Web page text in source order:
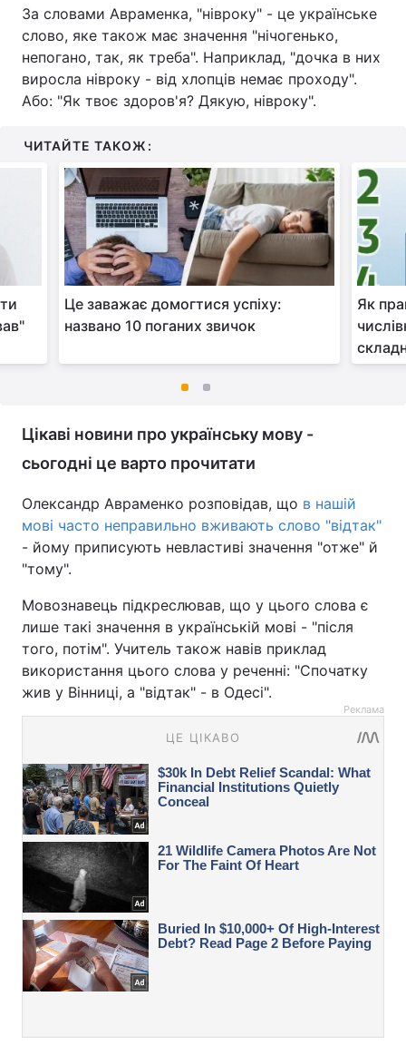
За словами Авраменка, "нівроку" - це українське
слово, яке також має значення "нічогенько,
непогано, так, як треба". Наприклад, "дочка в них
виросла нівроку - від хлопців немає проходу".
Або: "Як твоє здоров'я? Дякую, нівроку".
ЧИТАЙТЕ ТАКОЖ:
Це заважає домогтися успіху:
названо 10 поганих звичок
Як
Цікаві новини про українську мову -
сьогодні це варто прочитати
Олександр Авраменко розповідав, що в нашій
мові часто неправильно вживають слово "відтак"
- йому приписують невластиві значення "отже" й
"тому".
Мовознавець підкреслював, що у цього слова є
лише такі значення в українській мові - "після
того, потім". Учитель також навів приклад
використання цього слова у реченні: "Cпочатку
жив у Вінниці, а "відтак" - в Одесі".
Реклама